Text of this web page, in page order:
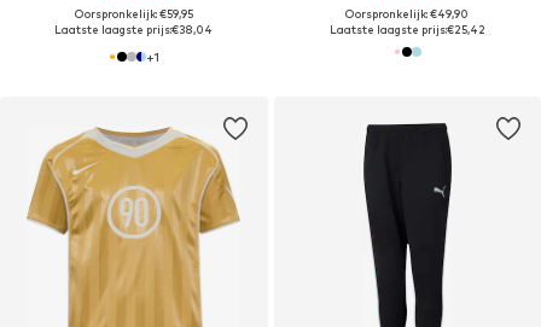
Oorspronkelijk: €59,95
Laatste laagste prijs:€38,04
+1
Oorspronkelijk: €49,90
Laatste laagste prijs:€25,42